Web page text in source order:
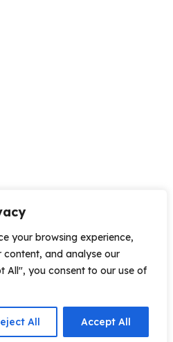
your browsing experience,
content, and analyse our
All", you consent to our use of
All Accept All